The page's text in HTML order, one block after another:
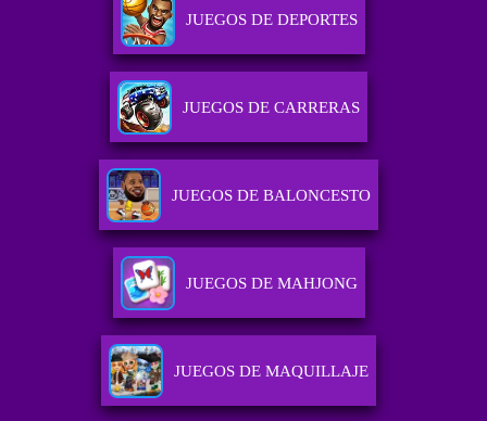
JUEGOS DE DEPORTES
JUEGOS DE CARRERAS
JUEGOS DE BALONCESTO
JUEGOS DE MAHJONG
JUEGOS DE MAQUILLAJE